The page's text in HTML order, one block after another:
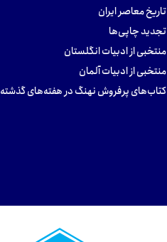
تاریخ معاصر ایران
تجدید چاپی‌ها
منتخبی از ادبیات انگلستان
منتخبی از ادبیات آلمان
کتاب‌های پرفروش نهنگ در هفته‌های گذشته